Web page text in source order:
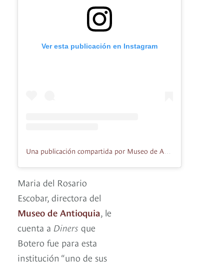
Ver esta publicación en Instagram
Maria del Rosario
Escobar, directora del
Museo de Antioquia , le
cuenta a Diners que
Botero fue para esta
institución “uno de sus